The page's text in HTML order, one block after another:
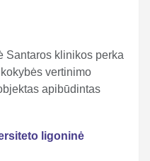
Santaros klinikos perka
vertinimo
apibūdintas
ligoninė